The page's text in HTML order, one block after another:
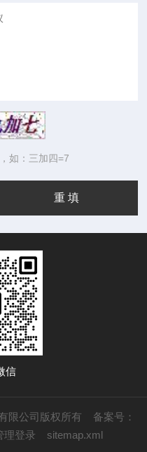
如：三加四=7
信
限公司版权所有 备案号：
理登录 sitemap.xml